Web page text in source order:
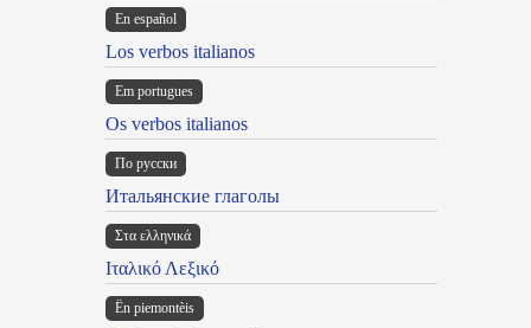
En español
Los verbos italianos
Em portugues
Os verbos italianos
По русски
Итальянские глаголы
Στα ελληνικά
Ιταλικό Λεξικό
Ën piemontèis